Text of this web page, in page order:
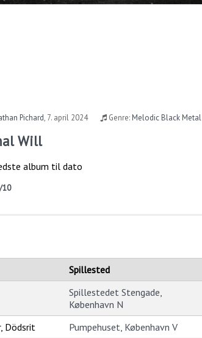
Pichard, 7. april 2024 Genre:Melodic Black Metal
Will
album til dato
10
Spillested
Spillestedet Stengade,
København N
Dödsrit Pumpehuset, København V